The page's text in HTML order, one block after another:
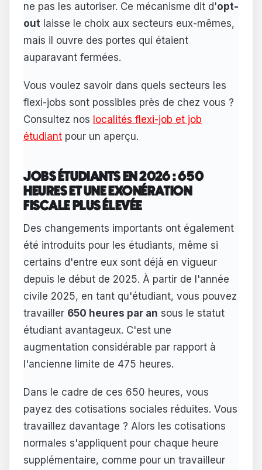
ne pas les autoriser. Ce mécanisme dit d'opt-
out laisse le choix aux secteurs eux-mêmes,
mais il ouvre des portes qui étaient
auparavant fermées.
Vous voulez savoir dans quels secteurs les
flexi-jobs sont possibles près de chez vous ?
Consultez nos localités flexi-job et job
étudiant pour un aperçu.
JOBS ÉTUDIANTS EN 2026 : 650
HEURES ET UNE EXONÉRATION
FISCALE PLUS ÉLEVÉE
Des changements importants ont également
été introduits pour les étudiants, même si
certains d'entre eux sont déjà en vigueur
depuis le début de 2025. À partir de l'année
civile 2025, en tant qu'étudiant, vous pouvez
travailler 650 heures par an sous le statut
étudiant avantageux. C'est une
augmentation considérable par rapport à
l'ancienne limite de 475 heures.
Dans le cadre de ces 650 heures, vous
payez des cotisations sociales réduites. Vous
travaillez davantage ? Alors les cotisations
normales s'appliquent pour chaque heure
supplémentaire, comme pour un travailleur